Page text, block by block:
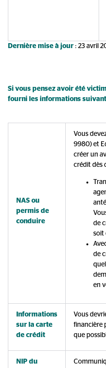
Dernière mise à jour : 23 avril
Si vous pensez avoir été
fourni les informations
NAS ou
permis de
conduire
Vous
9980) et
créer un
crédit dès
de
soit
de
en
Informations
sur la carte
de crédit
Vous
financière
que
NIP du